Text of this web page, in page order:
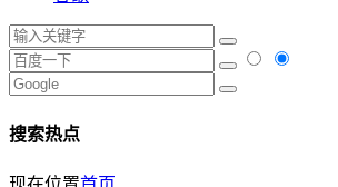
搜索热点